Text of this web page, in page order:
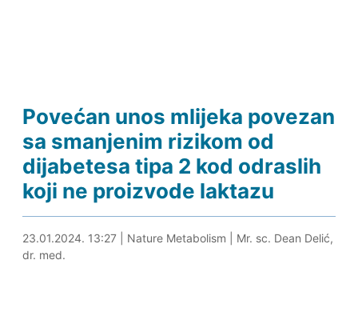
Povećan unos mlijeka povezan
sa smanjenim rizikom od
dijabetesa tipa 2 kod odraslih
koji ne proizvode laktazu
23.01.2024. 13:41
23.01.2024. 13:27| Nature Metabolism
Mr. sc. Dean Delić,
dr. med.